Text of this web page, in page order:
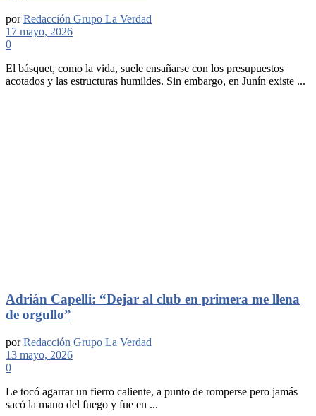
por Redacción Grupo La Verdad
17 mayo, 2026
0
El básquet, como la vida, suele ensañarse con los presupuestos
acotados y las estructuras humildes. Sin embargo, en Junín existe ...
Adrián Capelli: “Dejar al club en primera me llena
de orgullo”
por Redacción Grupo La Verdad
13 mayo, 2026
0
Le tocó agarrar un fierro caliente, a punto de romperse pero jamás
sacó la mano del fuego y fue en ...